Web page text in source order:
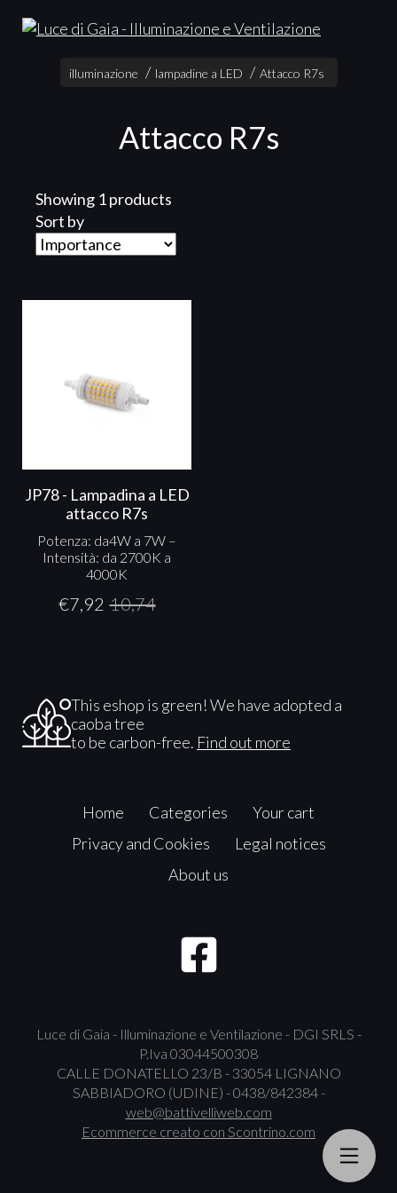
illuminazione lampadine a LED Attacco R7s
Attacco R7s
Showing 1 products
Sort by
JP78 - Lampadina a LED
attacco R7s
Potenza: da4W a 7W –
Intensità: da 2700K a
4000K
€7,92 10,74
This eshop is green! We have adopted a
caoba tree
to be carbon-free. Find out more
Home Categories
Your cart
Privacy and Cookies
Legal notices
About us
Luce di Gaia - Illuminazione e Ventilazione - DGI SRLS -
P.Iva 03044500308
CALLE DONATELLO 23/B - 33054 LIGNANO
SABBIADORO (UDINE) - 0438/842384 -
web@battivelliweb.com
Ecommerce creato con Scontrino.com